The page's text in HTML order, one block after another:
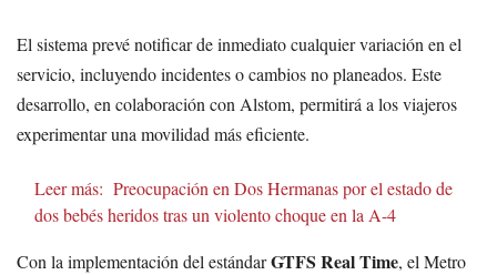
El sistema prevé notificar de inmediato cualquier variación en el
servicio, incluyendo incidentes o cambios no planeados. Este
desarrollo, en colaboración con Alstom, permitirá a los viajeros
experimentar una movilidad más eficiente.
Leer más: Preocupación en Dos Hermanas por el estado de
dos bebés heridos tras un violento choque en la A-4
Con la implementación del estándarGTFS Real Time, el Metro